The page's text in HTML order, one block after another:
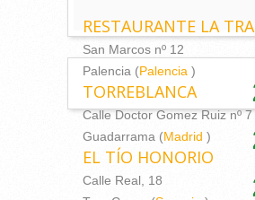
RESTAURANTE LA
San Marcos nº 12
Palencia (Palencia )
TORREBLANCA
Calle Doctor Gomez Ruiz nº 7
Guadarrama (Madrid )
EL TÍO HONORIO
Calle Real, 18